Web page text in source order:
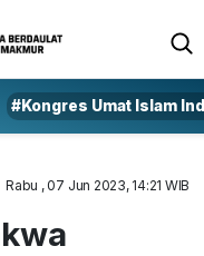
#Kongres Umat Islam
Rabu , 07 Jun 2023, 14:21 WIB